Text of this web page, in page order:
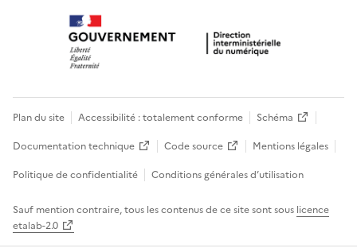
Plan du site Accessibilité : totalement conforme
Schéma
Documentation technique
Code source
Mentions légales
Politique de confidentialité
Conditions générales d’utilisation
Sauf mention contraire, tous les contenus de ce site sont sous licence
etalab-2.0